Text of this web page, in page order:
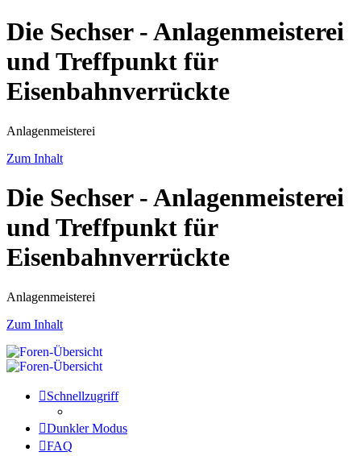
Die Sechser - Anlagenmeisterei
und Treffpunkt für
Eisenbahnverrückte
Anlagenmeisterei
Zum Inhalt
Die Sechser - Anlagenmeisterei
und Treffpunkt für
Eisenbahnverrückte
Anlagenmeisterei
Zum Inhalt
Schnellzugriff
Dunkler Modus
FAQ